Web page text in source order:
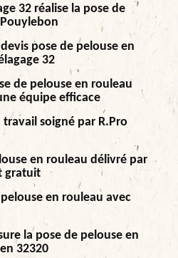
32 réalise la pose de
pose de pelouse en
32
de pelouse en rouleau
équipe efficace
soigné par R.Pro
en rouleau délivré par
gratuit
en rouleau avec
la pose de pelouse en
32320